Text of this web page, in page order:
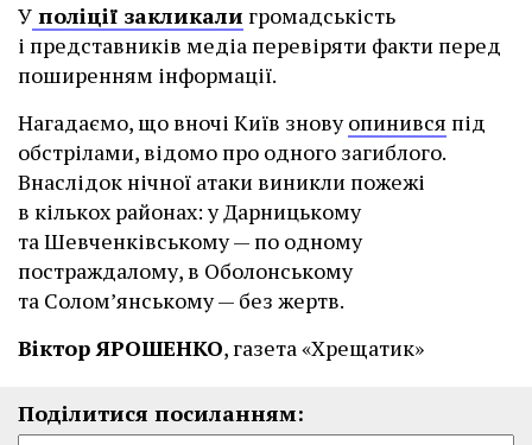
У поліції закликали громадськість
і представників медіа перевіряти факти перед
поширенням інформації.
Нагадаємо, що вночі Київ зновуопинився під
обстрілами, відомо про одного загиблого.
Внаслідок нічної атаки виникли пожежі
в кількох районах: у Дарницькому
та Шевченківському — по одному
постраждалому, в Оболонському
та Солом’янському — без жертв.
Віктор ЯРОШЕНКО, газета «Хрещатик»